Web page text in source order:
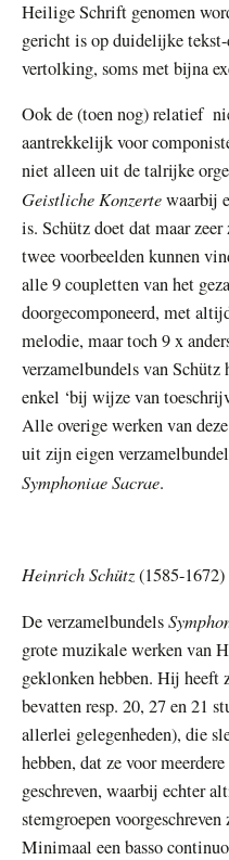
Heilige Schrift genomen
gericht is op duidelijke
vertolking, soms met bijna
Ook de (toen nog) relatief
aantrekkelijk voor
niet alleen uit de talrijke
Geistliche Konzertewaarbij
is. Schütz doet dat maar
twee voorbeelden kunnen
alle 9 coupletten van het
doorgecomponeerd, met
melodie, maar toch 9 x
verzamelbundels van Schütz
enkel ‘bij wijze van
Alle overige werken van
uit zijn eigen
Symphoniae Sacrae.
Heinrich Schütz(1585-1672)
De verzamelbundels
grote muzikale werken van
geklonken hebben. Hij heeft
bevatten resp. 20, 27 en 21
allerlei gelegenheden), die
hebben, dat ze voor
geschreven, waarbij echter
stemgroepen
Minimaal een basso